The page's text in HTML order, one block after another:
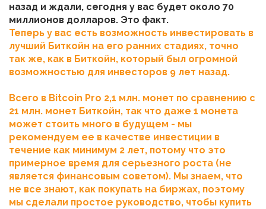
назад и ждали, сегодня у вас будет около 70
миллионов долларов. Это факт.
Теперь у вас есть возможность инвестировать в
лучший Биткойн на его ранних стадиях, точно
так же, как в Биткойн, который был огромной
возможностью для инвесторов 9 лет назад.
Всего в Bitcoin Pro 2,1 млн. монет по сравнению с
21 млн. монет Биткойн, так что даже 1 монета
может стоить много в будущем - мы
рекомендуем ее в качестве инвестиции в
течение как минимум 2 лет, потому что это
примерное время для серьезного роста (не
является финансовым советом). Мы знаем, что
не все знают, как покупать на биржах, поэтому
мы сделали простое руководство, чтобы купить